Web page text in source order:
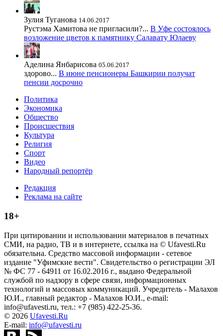
Зулия Туганова 14.06.2017
Рустэма Хамитова не пригласили?... В Уфе состоялось
возложение цветов к памятнику Салавату Юлаеву
Аделина Янбарисова 05.06.2017
здорово... В июне пенсионеры Башкирии получат
пенсии досрочно
Политика
Экономика
Общество
Происшествия
Культура
Религия
Спорт
Видео
Народный репортёр
Редакция
Реклама на сайте
18+
При цитировании и использовании материалов в печатных
СМИ, на радио, ТВ и в интернете, ссылка на © Ufavesti.Ru
обязательна. Средство массовой информации - сетевое
издание "Уфимские вести". Свидетельство о регистрации ЭЛ
№ ФС 77 - 64911 от 16.02.2016 г., выдано Федеральной
службой по надзору в сфере связи, информационных
технологий и массовых коммуникаций. Учредитель - Малахов
Ю.И., главный редактор - Малахов Ю.И., e-mail:
info@ufavesti.ru, тел.: +7 (985) 422-25-36.
© 2026 Ufavesti.Ru
E-mail: info@ufavesti.ru